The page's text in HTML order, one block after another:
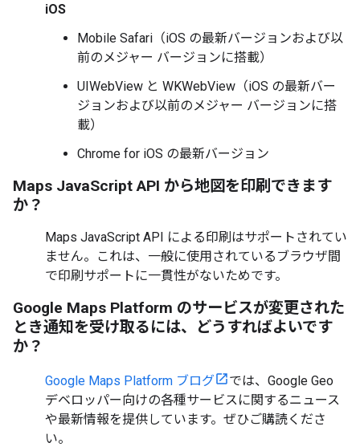
iOS
Mobile Safari（iOS の最新バージョンおよび以
前のメジャー バージョンに搭載）
UIWebView と WKWebView（iOS の最新バー
ジョンおよび以前のメジャー バージョンに搭
載）
Chrome for iOS の最新バージョン
Maps JavaScript API から地図を印刷できます
か？
Maps JavaScript API による印刷はサポートされてい
ません。これは、一般に使用されているブラウザ間
で印刷サポートに一貫性がないためです。
Google Maps Platform のサービスが変更された
とき通知を受け取るには、どうすればよいです
か？
Google Maps Platform ブログ
では、Google Geo
デベロッパー向けの各種サービスに関するニュース
や最新情報を提供しています。ぜひご購読くださ
い。